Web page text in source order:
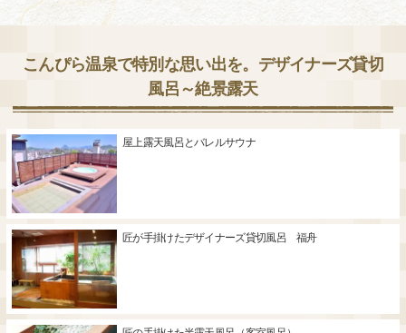
こんぴら温泉で特別な思い出を。デザイナーズ貸切
風呂～絶景露天
屋上露天風呂とバレルサウナ
匠が手掛けたデザイナーズ貸切風呂 福舟